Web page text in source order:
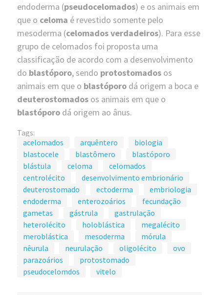
endoderma (pseudocelomados) e os animais em
que o celoma é revestido somente pelo
mesoderma (celomados verdadeiros). Para esse
grupo de celomados foi proposta uma
classificação de acordo com a desenvolvimento
do blastóporo, sendo protostomados os
animais em que o blastóporo dá origem a boca e
deuterostomados os animais em que o
blastóporo dá origem ao ânus.
Tags:
acelomados
arquêntero
biologia
blastocele
blastômero
blastóporo
blástula
celoma
celomados
centrolécito
desenvolvimento embrionário
deuterostomado
ectoderma
embriologia
endoderma
enterozoários
fecundação
gametas
gástrula
gastrulação
heterolécito
holoblástica
megalécito
meroblástica
mesoderma
mórula
nêurula
neurulação oligolécito
ovo
parazoários
protostomado
pseudocelomdos
vitelo